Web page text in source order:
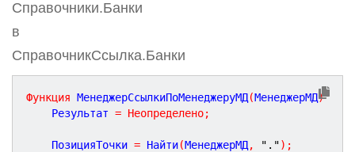
Справочники.Банки
в
СправочникСсылка.Банки
Функция МенеджерСсылкиПоМенеджеруМД(МенеджерМД)
    Результат
= Неопределено;
    ПозицияТочки
= Найти(МенеджерМД, ".") ;